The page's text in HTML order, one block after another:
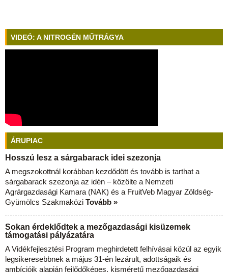
VIDEÓ: A NITROGÉN MŰTRÁGYA
ÁRUPIAC
Hosszú lesz a sárgabarack idei szezonja
A megszokottnál korábban kezdődött és tovább is tarthat a
sárgabarack szezonja az idén – közölte a Nemzeti
Agrárgazdasági Kamara (NAK) és a FruitVeb Magyar Zöldség-
Gyümölcs Szakmaközi Tovább »
Sokan érdeklődtek a mezőgazdasági kisüzemek
támogatási pályázatára
A Vidékfejlesztési Program meghirdetett felhívásai közül az egyik
legsikeresebbnek a május 31-én lezárult, adottságaik és
ambícióik alapján fejlődőképes, kisméretű mezőgazdasági